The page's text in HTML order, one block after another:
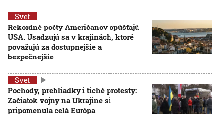
Svet
Rekordné počty Američanov opúšťajú
USA. Usadzujú sa v krajinách, ktoré
považujú za dostupnejšie a
bezpečnejšie
Svet
Pochody, prehliadky i tiché protesty:
Začiatok vojny na Ukrajine si
pripomenula celá Európa